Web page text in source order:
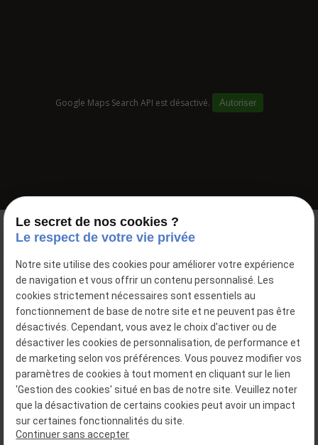
Google Maps Search API est désactivé. Autoriser
03 26 49 22 16
6, rue de Clairizet
51390 COULOMMES-LA-MONTAGNE
Le secret de nos cookies ?
Le respect de votre vie privée
Notre site utilise des cookies pour améliorer votre expérience
de navigation et vous offrir un contenu personnalisé. Les
cookies strictement nécessaires sont essentiels au
fonctionnement de base de notre site et ne peuvent pas être
désactivés. Cependant, vous avez le choix d'activer ou de
désactiver les cookies de personnalisation, de performance et
de marketing selon vos préférences. Vous pouvez modifier vos
paramètres de cookies à tout moment en cliquant sur le lien
'Gestion des cookies' situé en bas de notre site. Veuillez noter
que la désactivation de certains cookies peut avoir un impact
sur certaines fonctionnalités du site.
Continuer sans accepter